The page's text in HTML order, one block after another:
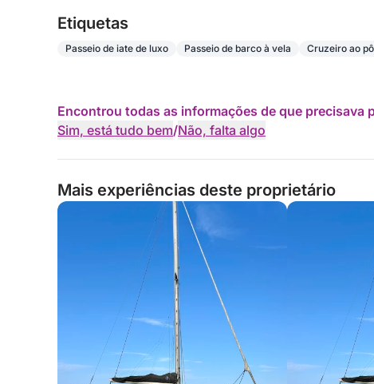
Etiquetas
Passeio de iate de luxo Passeio de barco à vela Cruzeiro ao
Encontrou todas as informações de que precisava
Sim, está tudo bem/Não, falta algo
Mais experiências deste proprietário